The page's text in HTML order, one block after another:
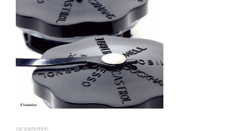
car parts(484)